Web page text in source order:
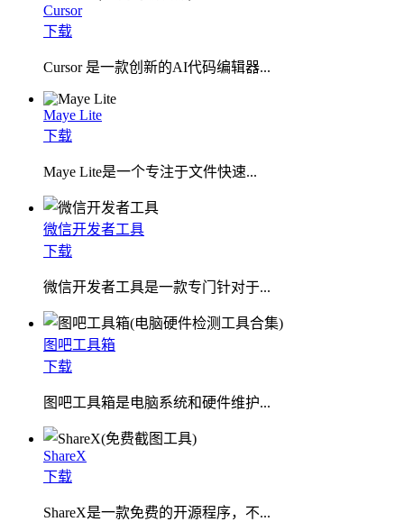
Cursor
下载
Cursor 是一款创新的AI代码编辑器...
Maye Lite
下载
​Maye Lite是一个专注于文件快速...
微信开发者工具
下载
微信开发者工具是一款专门针对于...
图吧工具箱
下载
图吧工具箱是电脑系统和硬件维护...
ShareX
下载
ShareX是一款免费的开源程序，不...